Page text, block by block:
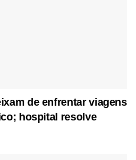
de enfrentar viagens
hospital resolve